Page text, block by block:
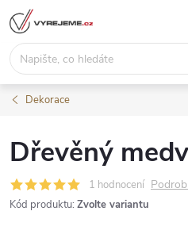
Přejít
na
obsah
Dekorace
Dřevěný
1 hodnocení
Kód produktu: Zvolte variantu